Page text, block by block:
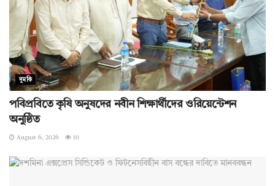
দুমকি
পবিপ্রবিতে কৃষি অনুষদের নবীন শিক্ষার্থীদের ওরিয়েন্টেশন
অনুষ্ঠিত
August 6, 2026 10